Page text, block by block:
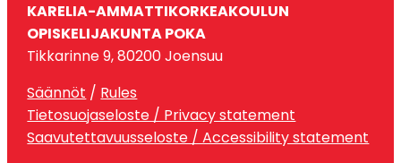
KARELIA-AMMATTIKORKEAKOULUN
OPISKELIJAKUNTA POKA
Tikkarinne 9, 80200 Joensuu
Säännöt / Rules
Tietosuojaseloste / Privacy statement
Saavutettavuusseloste / Accessibility statement